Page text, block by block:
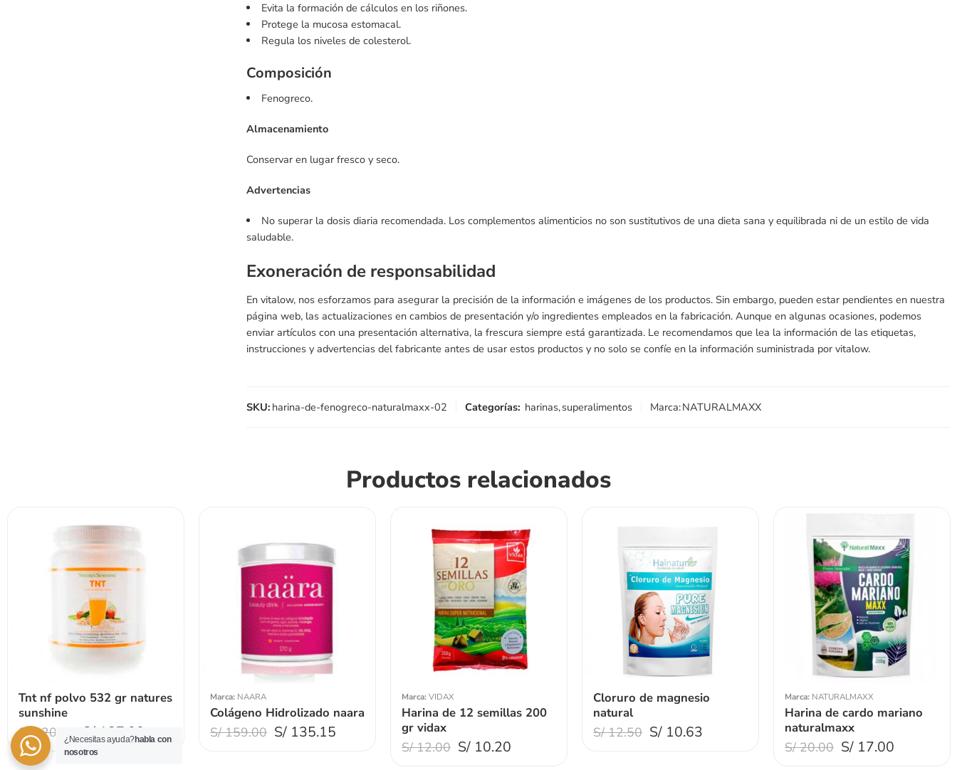
Evita la formación de cálculos en los riñones.
Protege la mucosa estomacal.
Regula los niveles de colesterol.
Composición
Fenogreco.
Almacenamiento
Conservar en lugar fresco y seco.
Advertencias
No superar la dosis diaria recomendada. Los complementos alimenticios no son sustitutivos de una dieta sana y equilibrada ni de un estilo de vida
saludable.
Exoneración de responsabilidad
En vitalow, nos esforzamos para asegurar la precisión de la información e imágenes de los productos. Sin embargo, pueden estar pendientes en nuestra
página web, las actualizaciones en cambios de presentación y/o ingredientes empleados en la fabricación. Aunque en algunas ocasiones, podemos
enviar artículos con una presentación alternativa, la frescura siempre está garantizada. Le recomendamos que lea la información de las etiquetas,
instrucciones y advertencias del fabricante antes de usar estos productos y no solo se confíe en la información suministrada por vitalow.
SKU: harina-de-fenogreco-naturalmaxx-02 Categorías: harinas,superalimentos Marca:NATURALMAXX
Productos relacionados
Tnt nf polvo 532 gr natures
sunshine
S/220.00 S/ 187.00
Marca: NAARA
Colágeno Hidrolizado naara
S/159.00 S/ 135.15
Marca:VIDAX
Harina de 12 semillas 200
gr vidax
S/12.00 S/ 10.20
Cloruro de magnesio
natural
S/12.50 S/ 10.63
Peso1kg
Peso: 250gr
Peso: 500gr
Marca: NATURALMAXX
Harina de cardo mariano
naturalmaxx
S/20.00 S/ 17.00
Peso 200gr
Peso 100gr
¿Necesitas ayuda?habla con
nosotros